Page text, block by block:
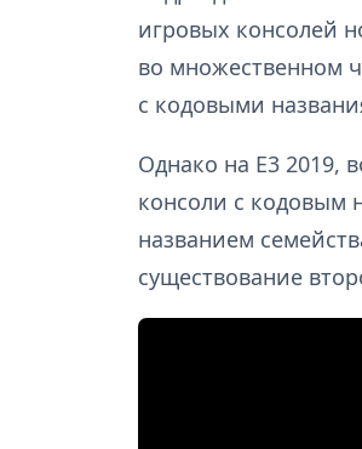
игровых консолей
во множественном
с кодовыми
Однако на E3 2019,
консоли с кодовым
названием
существование